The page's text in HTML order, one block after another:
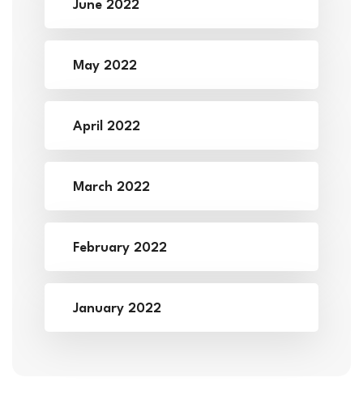
June 2022
May 2022
April 2022
March 2022
February 2022
January 2022